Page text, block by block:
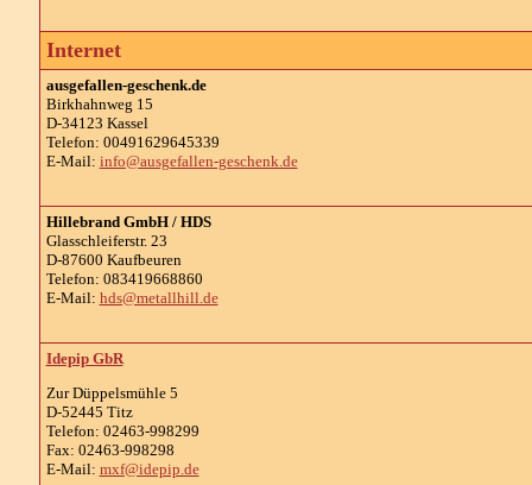
Internet
ausgefallen-geschenk.de
Birkhahnweg 15
D-34123 Kassel
Telefon: 00491629645339
E-Mail: info@ausgefallen-geschenk.de
Hillebrand GmbH / HDS
Glasschleiferstr. 23
D-87600 Kaufbeuren
Telefon: 083419668860
E-Mail: hds@metallhill.de
Idepip GbR
Zur Düppelsmühle 5
D-52445 Titz
Telefon: 02463-998299
Fax: 02463-998298
E-Mail: mxf@idepip.de